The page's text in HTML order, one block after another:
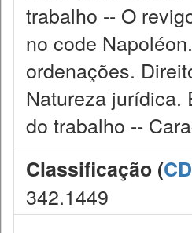
trabalho -- O
no code
ordenações.
Natureza jurídica.
do trabalho --
Classificação (
342.1449